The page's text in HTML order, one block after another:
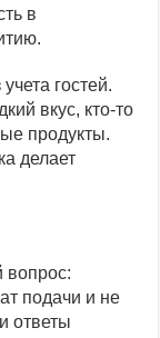
в
гостей.
вкус, кто-то
продукты.
делает
вопрос:
подачи и не
ответы